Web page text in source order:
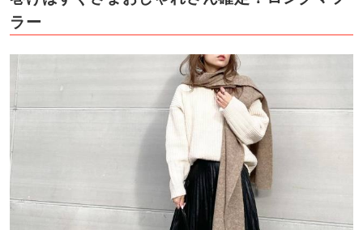
ラー